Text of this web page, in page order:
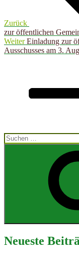
Zurück
zur öffentlichen
Nächster
Beitrag
Weiter Einladung zur
Ausschusses am 3.
Suchen
nach:
Neueste